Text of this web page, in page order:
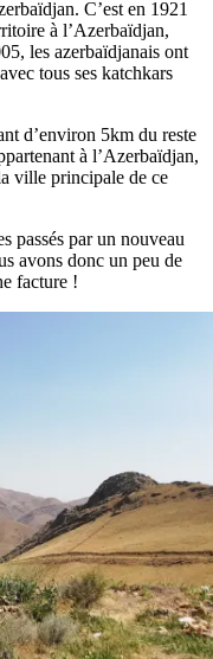
C’est en 1921
à l’Azerbaïdjan,
les azerbaïdjanais ont
tous ses katchkars
d’environ 5km du reste
à l’Azerbaïdjan,
ville principale de ce
passés par un nouveau
avons donc un peu de
facture !